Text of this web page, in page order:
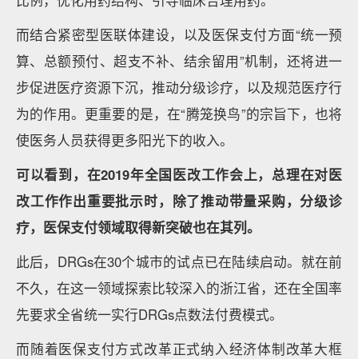
而结合紧密型医联体建设，以及医保支付方面“统一预
算、总额预付、超支不补、结余留用”机制，还将进一
步促进医疗资源下沉，推动分级诊疗，以及规范医疗行
为的作用。更重要的是，在“腾笼换鸟”的宗旨下，也将
使医务人员获得更多阳光下的收入。
可以看到，在2019年全国医改工作会上，总理在对医
改工作作出重要批示时，除了推动带量采购，分级诊
疗，医保支付领域取得新突破也在其列。
此后，DRGs在30个城市的试点已在陆续启动。就在前
不久，在这一领域探索比较深入的浙江省，还在全国率
先要求全省统一实行DRGs点数法付费模式。
而随着医保支付方式改革正式纳入经济体制改革大框